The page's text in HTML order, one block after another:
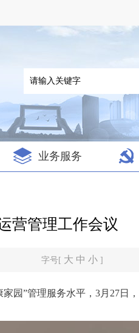
业务服务
营管理工作会议
字号[ 大 中 小 ]
园”管理服务水平，3月27日